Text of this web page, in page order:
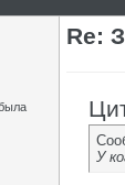
Re:
У